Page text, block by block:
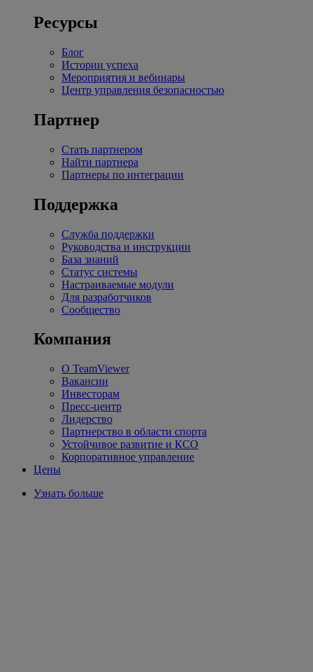
Ресурсы
Блог
Истории успеха
Мероприятия и вебинары
Центр управления безопасностью
Партнер
Стать партнером
Найти партнера
Партнеры по интеграции
Поддержка
Служба поддержки
Руководства и инструкции
База знаний
Статус системы
Настраиваемые модули
Для разработчиков
Сообщество
Компания
О TeamViewer
Вакансии
Инвесторам
Пресс-центр
Лидерство
Партнерство в области спорта
Устойчивое развитие и КСО
Корпоративное управление
Цены
Узнать больше